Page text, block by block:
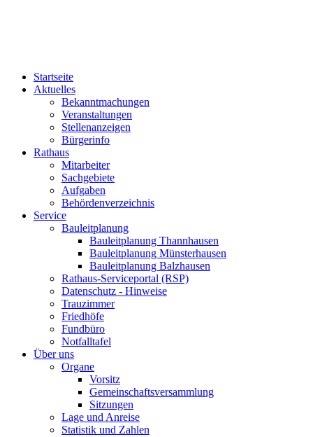
Startseite
Aktuelles
Bekanntmachungen
Veranstaltungen
Stellenanzeigen
Bürgerinfo
Rathaus
Mitarbeiter
Sachgebiete
Aufgaben
Behördenverzeichnis
Service
Bauleitplanung
Bauleitplanung Thannhausen
Bauleitplanung Münsterhausen
Bauleitplanung Balzhausen
Rathaus-Serviceportal (RSP)
Datenschutz - Hinweise
Trauzimmer
Friedhöfe
Fundbüro
Notfalltafel
Über uns
Organe
Vorsitz
Gemeinschaftsversammlung
Sitzungen
Lage und Anreise
Statistik und Zahlen